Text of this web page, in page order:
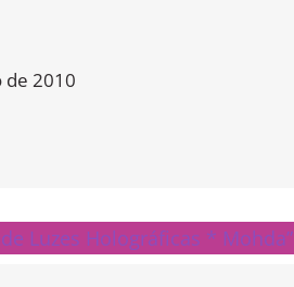
de 2010
Luzes Holográficas * Mohda”